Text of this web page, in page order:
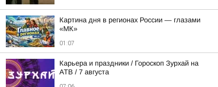
Картина дня в регионах России — глазами
«МК»
01:07
Карьера и праздники / Гороскоп Зурхай на
АТВ / 7 августа